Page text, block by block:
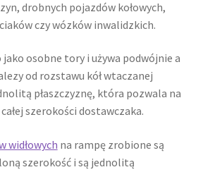
drobnych pojazdów kołowych,
czy wózków inwalidzkich.
osobne tory i używa podwójnie a
od rozstawu kół wtaczanej
płaszczyznę, która pozwala na
szerokości dostawczaka.
widłowych na rampę zrobione są
szerokość i są jednolitą